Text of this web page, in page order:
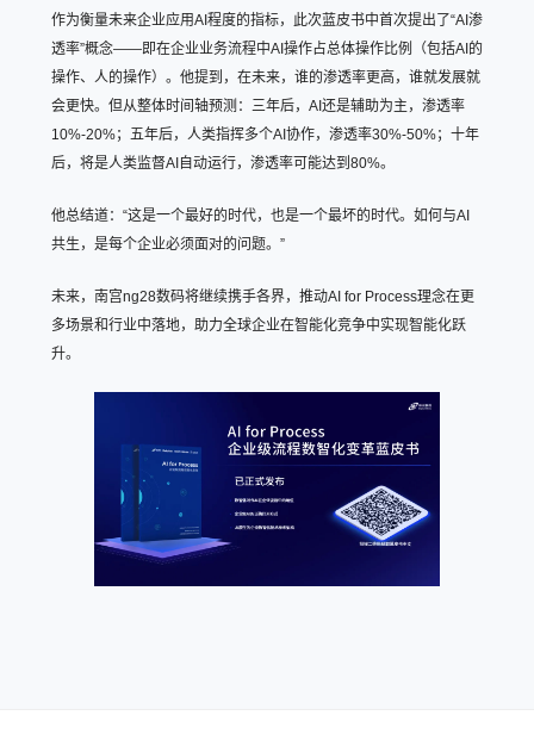
作为衡量未来企业应用AI程度的指标，此次蓝皮书中首次提出了“AI渗
透率”概念——即在企业业务流程中AI操作占总体操作比例（包括AI的
操作、人的操作）。他提到，在未来，谁的渗透率更高，谁就发展就
会更快。但从整体时间轴预测：三年后，AI还是辅助为主，渗透率
10%-20%；五年后，人类指挥多个AI协作，渗透率30%-50%；十年
后，将是人类监督AI自动运行，渗透率可能达到80%。
他总结道：“这是一个最好的时代，也是一个最坏的时代。如何与AI
共生，是每个企业必须面对的问题。”
未来，南宫ng28数码将继续携手各界，推动AI for Process理念在更
多场景和行业中落地，助力全球企业在智能化竞争中实现智能化跃
升。